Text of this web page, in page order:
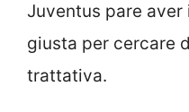
Juventus pare
giusta per cercare
trattativa.